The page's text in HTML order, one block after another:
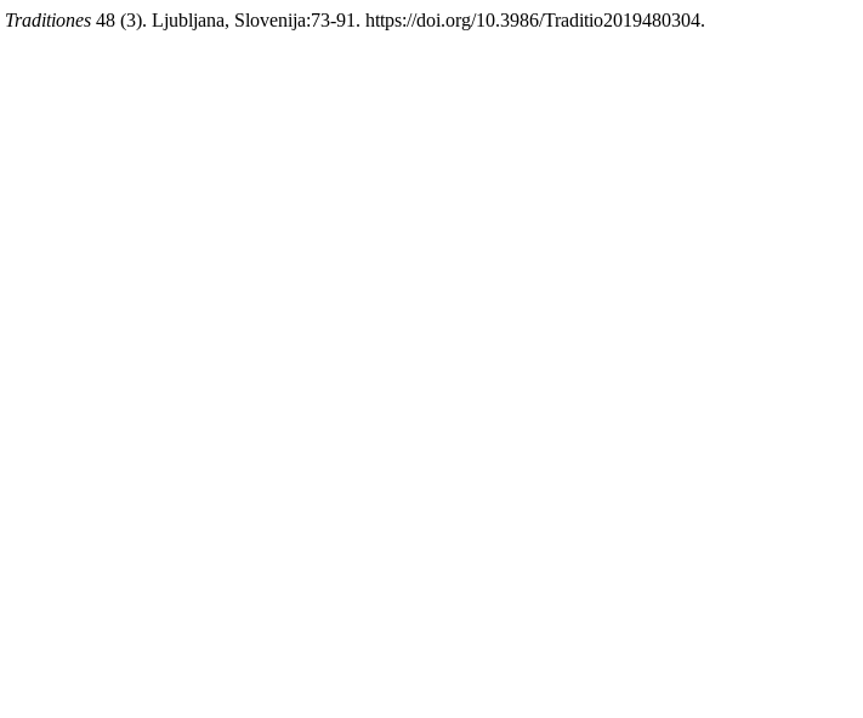
Traditiones 48 (3). Ljubljana, Slovenija:73-91. https://doi.org/10.3986/Traditio2019480304.